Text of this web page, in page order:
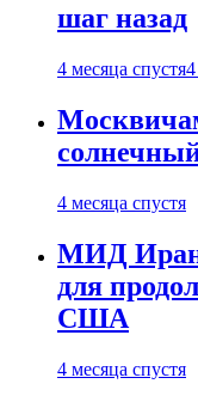
шаг назад
4 месяца спустя
4 месяца спустя
МИД
для
США
4 месяца спустя